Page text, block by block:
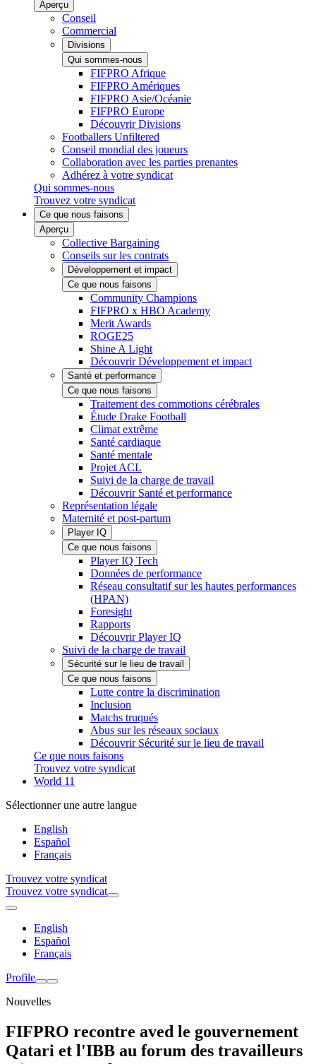
Aperçu
Conseil
Commercial
Divisions
Qui sommes-nous
FIFPRO Afrique
FIFPRO Amériques
FIFPRO Asie/Océanie
FIFPRO Europe
Découvrir Divisions
Footballers Unfiltered
Conseil mondial des joueurs
Collaboration avec les parties prenantes
Adhérez à votre syndicat
Qui sommes-nous
Trouvez votre syndicat
Ce que nous faisons
Aperçu
Collective Bargaining
Conseils sur les contrats
Développement et impact
Ce que nous faisons
Community Champions
FIFPRO x HBO Academy
Merit Awards
ROGE25
Shine A Light
Découvrir Développement et impact
Santé et performance
Ce que nous faisons
Traitement des commotions cérébrales
Étude Drake Football
Climat extrême
Santé cardiaque
Santé mentale
Projet ACL
Suivi de la charge de travail
Découvrir Santé et performance
Représentation légale
Maternité et post-partum
Player IQ
Ce que nous faisons
Player IQ Tech
Données de performance
Réseau consultatif sur les hautes performances
(HPAN)
Foresight
Rapports
Découvrir Player IQ
Suivi de la charge de travail
Sécurité sur le lieu de travail
Ce que nous faisons
Lutte contre la discrimination
Inclusion
Matchs truqués
Abus sur les réseaux sociaux
Découvrir Sécurité sur le lieu de travail
Ce que nous faisons
Trouvez votre syndicat
World 11
Sélectionner une autre langue
English
Español
Français
Trouvez votre syndicat
Trouvez votre syndicat
English
Español
Français
Profile
Nouvelles
FIFPRO recontre aved le gouvernement
Qatari et l'IBB au forum des travailleurs